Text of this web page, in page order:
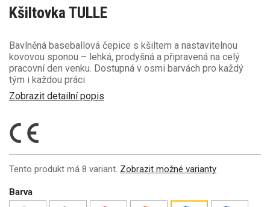
Kšiltovka TULLE
Bavlněná baseballová čepice s kšiltem a nastavitelnou
kovovou sponou – lehká, prodyšná a připravená na celý
pracovní den venku. Dostupná v osmi barvách pro každý
tým i každou práci
Zobrazit detailní popis
Tento produkt má 8 variant. Zobrazit možné varianty
Barva